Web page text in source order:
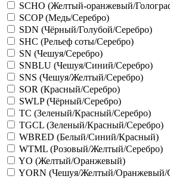
SCHO (Желтый-оранжевый/
SCOP (Медь/Серебро)
SDN (Чёрный/Голубой/Серебро)
SHC (Рельеф соты/Серебро)
SN (Чешуя/Серебро)
SNBLU (Чешуя/Синий/Серебро)
SNS (Чешуя/Желтый/Серебро)
SOR (Красный/Серебро)
SWLP (Чёрный/Серебро)
TC (Зеленый/Красный/Серебро)
TGCL (Зеленый/Красный/Серебро)
WBRED (Белый/Синий/Красный)
WTML (Розовый/Желтый/Серебро)
YO (Желтый/Оранжевый)
YORN (Чешуя/Желтый/Оранжевый/